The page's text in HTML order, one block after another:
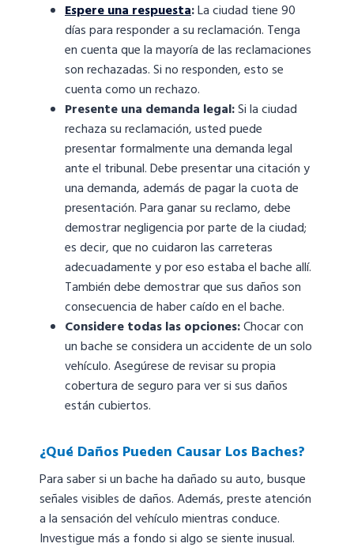
Espere una respuesta:La ciudad tiene 90
días para responder a su reclamación. Tenga
en cuenta que la mayoría de las reclamaciones
son rechazadas. Si no responden, esto se
cuenta como un rechazo.
Presente una demanda legal:Si la ciudad
rechaza su reclamación, usted puede
presentar formalmente una demanda legal
ante el tribunal. Debe presentar una citación y
una demanda, además de pagar la cuota de
presentación. Para ganar su reclamo, debe
demostrar negligencia por parte de la ciudad;
es decir, que no cuidaron las carreteras
adecuadamente y por eso estaba el bache allí.
También debe demostrar que sus daños son
consecuencia de haber caído en el bache.
Considere todas las opciones:Chocar con
un bache se considera un accidente de un solo
vehículo. Asegúrese de revisar su propia
cobertura de seguro para ver si sus daños
están cubiertos.
¿Qué Daños Pueden Causar Los Baches?
Para saber si un bache ha dañado su auto, busque
señales visibles de daños. Además, preste atención
a la sensación del vehículo mientras conduce.
Investigue más a fondo si algo se siente inusual.